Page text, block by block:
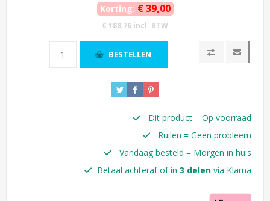
Korting: € 39,00
€ 188,76 incl. BTW
BESTELLEN
Dit product = Op voorraad
Ruilen = Geen probleem
Vandaag besteld = Morgen in huis
Betaal achteraf of in 3 delen via Klarna